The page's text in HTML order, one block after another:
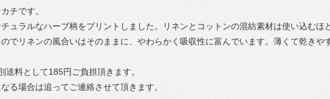
チです。
ュラルなハーブ柄をプリントしました。リネンとコットンの混紡素材は使い込むほ
でリネンの風合いはそのままに、やわらかく吸収性に富んでいます。薄くて乾き
送料として185円ご負担頂きます。
る場合は追ってご連絡させて頂きます。